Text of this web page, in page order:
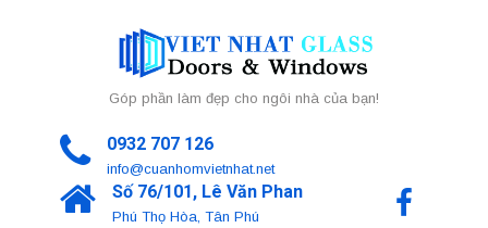
Góp phần làm đẹp cho ngôi nhà của bạn!
0932 707 126
info@cuanhomvietnhat.net
Số 76/101, Lê Văn Phan
Phú Thọ Hòa, Tân Phú